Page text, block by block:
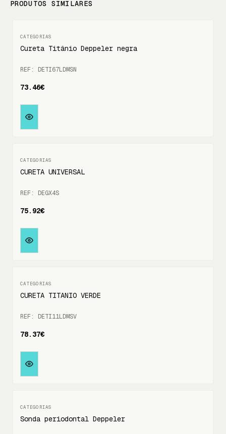
PRODUTOS SIMILARES
Cureta Titânio Deppeler negra
REF: DETI67LDMSN
73.46€
CURETA UNIVERSAL
REF: DEGX4S
75.92€
CURETA TITANIO VERDE
REF: DETI11LDMSV
78.37€
Sonda periodontal Deppeler